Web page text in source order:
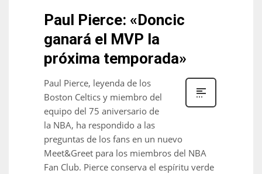
NYJ
Paul Pierce: «Doncic
ganará el MVP la
próxima temporada»
Paul Pierce, leyenda de los
Boston Celtics y miembro del
equipo del 75 aniversario de
la NBA, ha respondido a las
preguntas de los fans en un nuevo
Meet&Greet para los miembros del NBA
Fan Club. Pierce conserva el espíritu verde